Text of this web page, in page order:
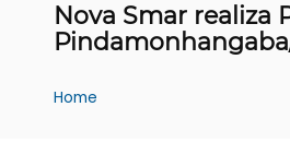
Nova Smar realiza
Home